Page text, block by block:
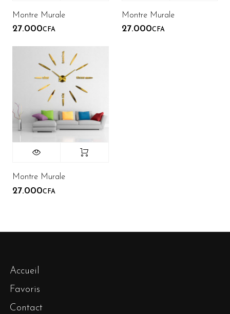
Montre Murale
27.000CFA
Montre Murale
27.000CFA
Montre Murale
27.000CFA
Accueil
Favoris
Contact